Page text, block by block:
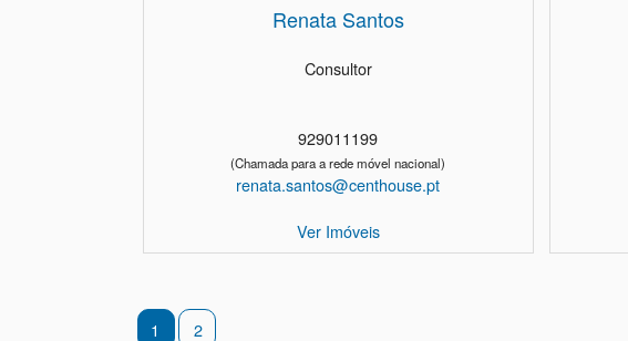
Renata Santos
Consultor
929011199
(Chamada para a rede móvel nacional)
renata.santos@centhouse.pt
Ver Imóveis
1 2